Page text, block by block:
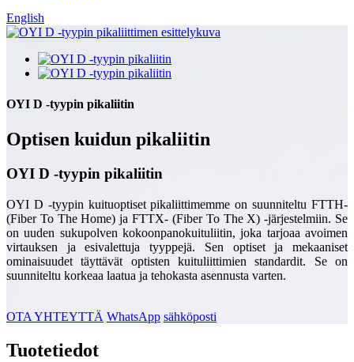
English
OYI D -tyypin pikaliitin
Optisen kuidun pikaliitin
OYI D -tyypin pikaliitin
OYI D -tyypin kuituoptiset pikaliittimemme on suunniteltu FTTH-
(Fiber To The Home) ja FTTX- (Fiber To The X) -järjestelmiin. Se
on uuden sukupolven kokoonpanokuituliitin, joka tarjoaa avoimen
virtauksen ja esivalettuja tyyppejä. Sen optiset ja mekaaniset
ominaisuudet täyttävät optisten kuituliittimien standardit. Se on
suunniteltu korkeaa laatua ja tehokasta asennusta varten.
OTA YHTEYTTÄ WhatsApp sähköposti
Tuotetiedot